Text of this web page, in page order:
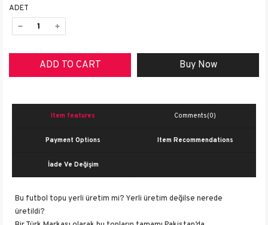
ADET
Item features Comments(0)
Payment Options Item Recommendations
İade Ve Değişim
Bu futbol topu yerli üretim mi? Yerli üretim değilse nerede
üretildi?